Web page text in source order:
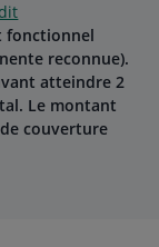
fonctionnel
reconnue).
atteindre 2
Le montant
couverture